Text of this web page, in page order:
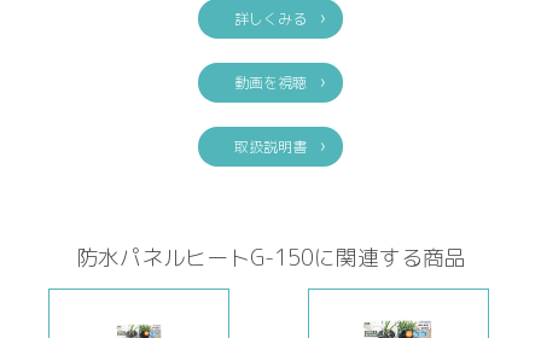
詳しくみる
動画を視聴
取扱説明書
防水パネルヒートG-150に関連する商品